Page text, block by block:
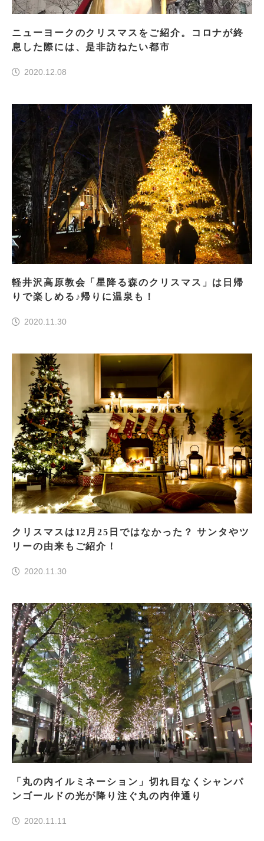
ニューヨークのクリスマスをご紹介。コロナが終
息した際には、是非訪ねたい都市
2020.12.08
軽井沢高原教会「星降る森のクリスマス」は日帰
りで楽しめる♪帰りに温泉も！
2020.11.30
クリスマスは12月25日ではなかった？ サンタやツ
リーの由来もご紹介！
2020.11.30
「丸の内イルミネーション」切れ目なくシャンパ
ンゴールドの光が降り注ぐ丸の内仲通り
2020.11.11